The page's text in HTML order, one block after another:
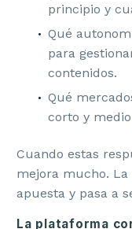
principio y
Qué
para
contenidos.
Qué
corto y
Cuando estas
mejora mucho.
apuesta y pasa a
La plataforma